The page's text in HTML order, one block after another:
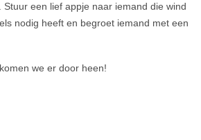
Stuur een lief appje naar iemand die wind
nodig heeft en begroet iemand met een
we er door heen!